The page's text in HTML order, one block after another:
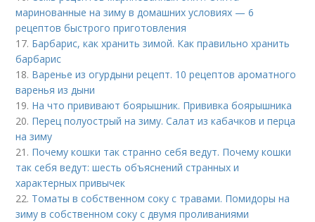
маринованные на зиму в домашних условиях — 6
рецептов быстрого приготовления
17. Барбарис, как хранить зимой. Как правильно хранить
барбарис
18. Варенье из огурдыни рецепт. 10 рецептов ароматного
варенья из дыни
19. На что прививают боярышник. Прививка боярышника
20. Перец полуострый на зиму. Салат из кабачков и перца
на зиму
21. Почему кошки так странно себя ведут. Почему кошки
так себя ведут: шесть объяснений странных и
характерных привычек
22. Томаты в собственном соку с травами. Помидоры на
зиму в собственном соку с двумя проливаниями